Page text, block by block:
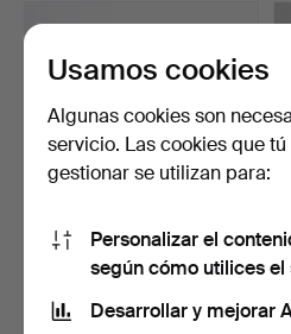
FOLKE ARSTRÖM. Juego
de cubiertos, 83 piez…
Subastado 4 jun 2026
Usamos cookies
Algunas cookies son
servicio. Las cookies que
gestionar se utilizan para:
Personalizar el
según cómo utilices el
Desarrollar y mejorar